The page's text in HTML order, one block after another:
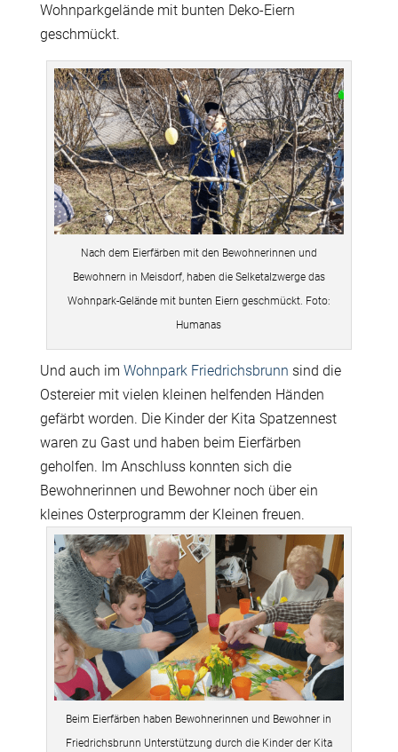
Wohnparkgelände mit bunten Deko-Eiern
geschmückt.
Nach dem Eierfärben mit den Bewohnerinnen und
Bewohnern in Meisdorf, haben die Selketalzwerge das
Wohnpark-Gelände mit bunten Eiern geschmückt. Foto:
Humanas
Und auch im Wohnpark Friedrichsbrunn sind die
Ostereier mit vielen kleinen helfenden Händen
gefärbt worden. Die Kinder der Kita Spatzennest
waren zu Gast und haben beim Eierfärben
geholfen. Im Anschluss konnten sich die
Bewohnerinnen und Bewohner noch über ein
kleines Osterprogramm der Kleinen freuen.
Beim Eierfärben haben Bewohnerinnen und Bewohner in
Friedrichsbrunn Unterstützung durch die Kinder der Kita